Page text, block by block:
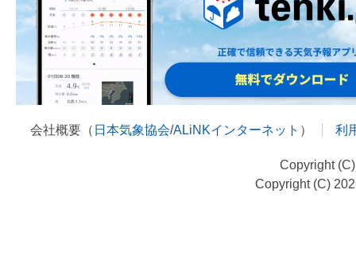
会社概要（ 日本気象協会/ALiNKインターネット ） 利
Copyright
Copyright (C)